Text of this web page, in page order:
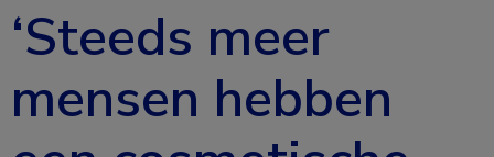
‘Steeds meer
mensen hebben